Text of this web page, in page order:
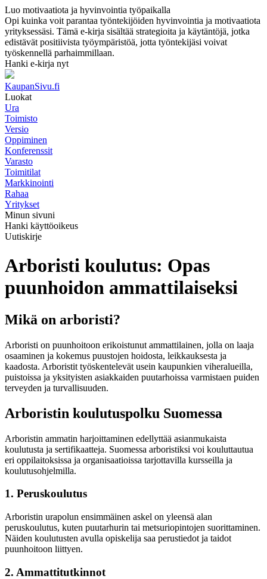
Luo motivaatiota ja hyvinvointia työpaikalla
Opi kuinka voit parantaa työntekijöiden hyvinvointia ja motivaatiota
yrityksessäsi. Tämä e-kirja sisältää strategioita ja käytäntöjä, jotka
edistävät positiivista työympäristöä, jotta työntekijäsi voivat
työskennellä parhaimmillaan.
Hanki e-kirja nyt
KaupanSivu.fi
Luokat
Ura
Toimisto
Versio
Oppiminen
Konferenssit
Varasto
Toimitilat
Markkinointi
Rahaa
Yritykset
Minun sivuni
Hanki käyttöoikeus
Uutiskirje
Arboristi koulutus: Opas
puunhoidon ammattilaiseksi
Mikä on arboristi?
Arboristi on puunhoitoon erikoistunut ammattilainen, jolla on laaja
osaaminen ja kokemus puustojen hoidosta, leikkauksesta ja
kaadosta. Arboristit työskentelevät usein kaupunkien viheralueilla,
puistoissa ja yksityisten asiakkaiden puutarhoissa varmistaen puiden
terveyden ja turvallisuuden.
Arboristin koulutuspolku Suomessa
Arboristin ammatin harjoittaminen edellyttää asianmukaista
koulutusta ja sertifikaatteja. Suomessa arboristiksi voi kouluttautua
eri oppilaitoksissa ja organisaatioissa tarjottavilla kursseilla ja
koulutusohjelmilla.
1. Peruskoulutus
Arboristin urapolun ensimmäinen askel on yleensä alan
peruskoulutus, kuten puutarhurin tai metsuriopintojen suorittaminen.
Näiden koulutusten avulla opiskelija saa perustiedot ja taidot
puunhoitoon liittyen.
2. Ammattitutkinnot